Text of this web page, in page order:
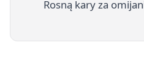
Rosną kary za